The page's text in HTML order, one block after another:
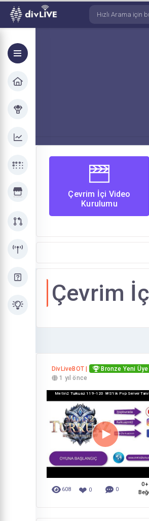
Çevrim İçi Video
Kurulumu
Çevrim
DivLiveBOT |
Bronze Yeni Üye
1 yıl önce
Metin2 Turkuaz 119-120 WS'lik Pvp Server
608 ❤ 0 0